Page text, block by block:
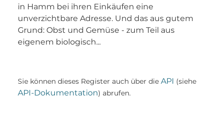
in Hamm bei ihren Einkäufen eine
unverzichtbare Adresse. Und das aus gutem
Grund: Obst und Gemüse - zum Teil aus
eigenem biologisch...
Sie können dieses Register auch über die API (siehe
API-Dokumentation) abrufen.